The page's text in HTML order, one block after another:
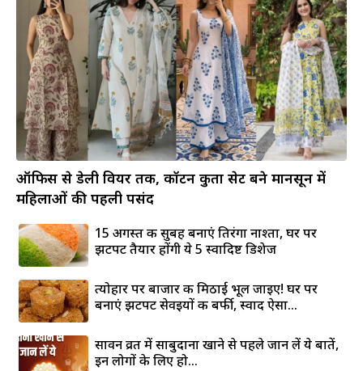
ऑफिस से डेली वियर तक, कॉटन कुर्ता सेट बने मानसून में
महिलाओं की पहली पसंद
15 अगस्त की सुबह बनाएं तिरंगा नाश्ता, घर पर
झटपट तैयार होंगी ये 5 स्वादिष्ट डिशेज
त्योहार पर बाजार की मिठाई भूल जाइए! घर पर
बनाएं झटपट सेवइयों की बर्फी, स्वाद ऐसा...
सावन व्रत में साबुदाना खाने से पहले जान लें ये बातें,
इन लोगों के लिए हो...